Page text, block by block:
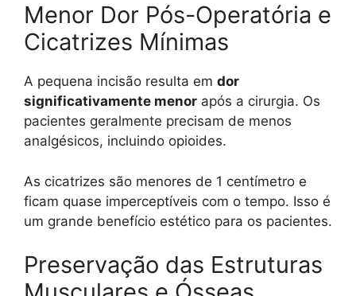
Menor Dor Pós-Operatória e
Cicatrizes Mínimas
A pequena incisão resulta em dor
significativamente menor após a cirurgia. Os
pacientes geralmente precisam de menos
analgésicos, incluindo opioides.
As cicatrizes são menores de 1 centímetro e
ficam quase imperceptíveis com o tempo. Isso é
um grande benefício estético para os pacientes.
Preservação das Estruturas